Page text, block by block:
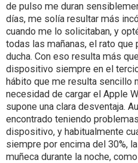
de pulso me duran
días, me solía resultar más
cuando me lo solicitaban, y
todas las mañanas, el rato
ducha. Con eso resulta más
dispositivo siempre en el
hábito que me resulta sencillo
necesidad de cargar el Apple
supone una clara desventaja.
encontrado teniendo
dispositivo, y habitualmente
siempre por encima del 30%,
muñeca durante la noche,